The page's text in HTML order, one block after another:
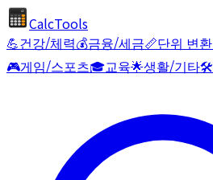
CalcTools
💪건강/체력💰금융/세금📏단위 변환
🎮게임/스포츠🎓교육🌟생활/기타🛠️